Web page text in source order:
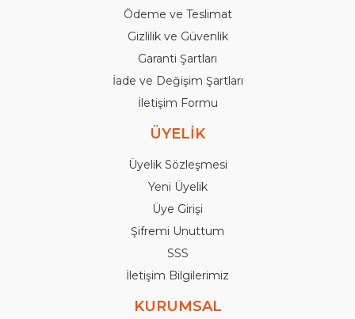
Ödeme ve Teslimat
Gizlilik ve Güvenlik
Garanti Şartları
İade ve Değişim Şartları
İletişim Formu
ÜYELİK
Üyelik Sözleşmesi
Yeni Üyelik
Üye Girişi
Şifremi Unuttum
SSS
İletişim Bilgilerimiz
KURUMSAL